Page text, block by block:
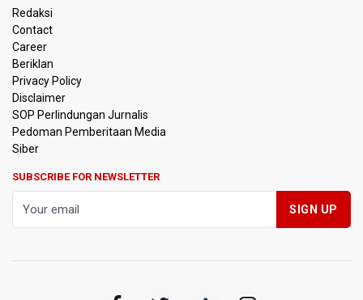
Ditahan Imbang Singapura 1-1
Pemerintah Matangkan Rencana Pembaruan Buku Ajar
Nasional
Pendakian Gunung Gede Pangrango Ditutup karena
Indonesia
Redaksi
Contact
Career
Beriklan
Privacy Policy
Disclaimer
SOP Perlindungan Jurnalis
Pedoman Pemberitaan Media
Siber
SUBSCRIBE FOR NEWSLETTER